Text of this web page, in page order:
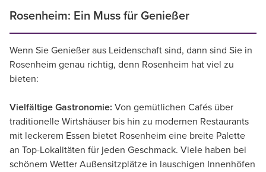
Rosenheim: Ein Muss für Genießer
Wenn Sie Genießer aus Leidenschaft sind, dann sind Sie in
Rosenheim genau richtig, denn Rosenheim hat viel zu
bieten:
Vielfältige Gastronomie: Von gemütlichen Cafés über
traditionelle Wirtshäuser bis hin zu modernen Restaurants
mit leckerem Essen bietet Rosenheim eine breite Palette
an Top-Lokalitäten für jeden Geschmack. Viele haben bei
schönem Wetter Außensitzplätze in lauschigen Innenhöfen